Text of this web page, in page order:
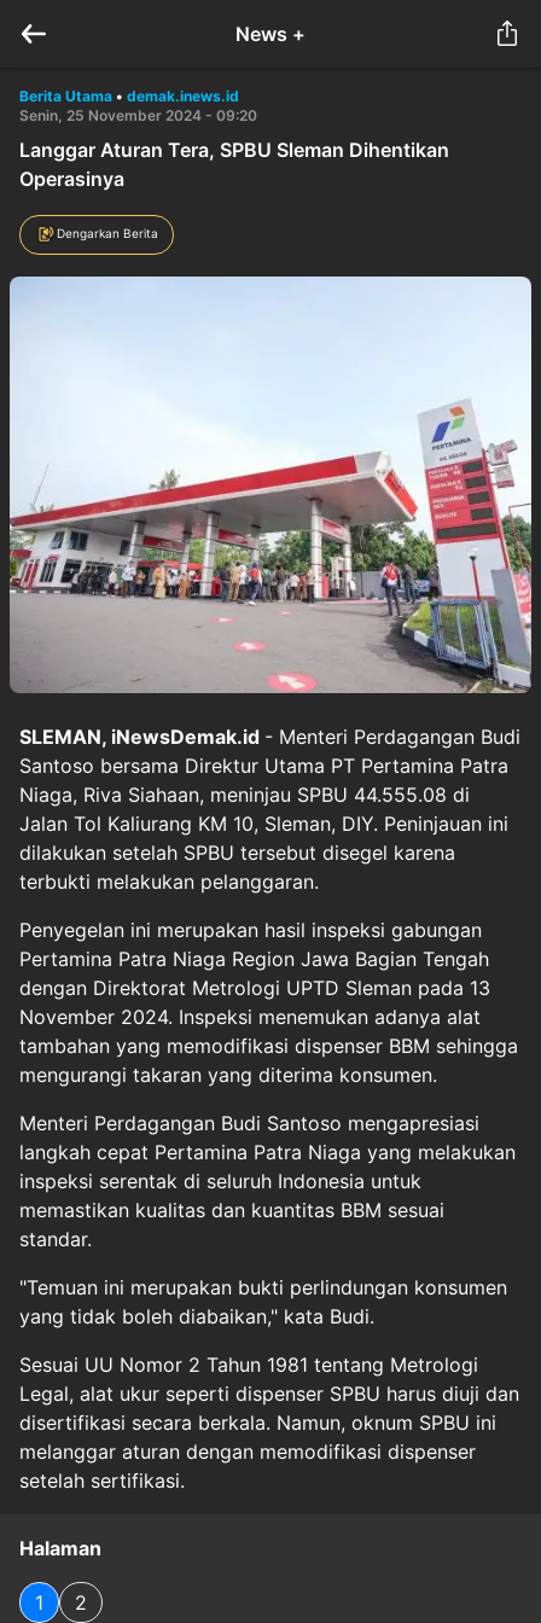
News +
Berita Utama • demak.inews.id
Senin, 25 November 2024 - 09:20
Langgar Aturan Tera, SPBU Sleman Dihentikan
Operasinya
Dengarkan Berita
SLEMAN, iNewsDemak.id - Menteri Perdagangan Budi
Santoso bersama Direktur Utama PT Pertamina Patra
Niaga, Riva Siahaan, meninjau SPBU 44.555.08 di
Jalan Tol Kaliurang KM 10, Sleman, DIY. Peninjauan ini
dilakukan setelah SPBU tersebut disegel karena
terbukti melakukan pelanggaran.
Penyegelan ini merupakan hasil inspeksi gabungan
Pertamina Patra Niaga Region Jawa Bagian Tengah
dengan Direktorat Metrologi UPTD Sleman pada 13
November 2024. Inspeksi menemukan adanya alat
tambahan yang memodifikasi dispenser BBM sehingga
mengurangi takaran yang diterima konsumen.
Menteri Perdagangan Budi Santoso mengapresiasi
langkah cepat Pertamina Patra Niaga yang melakukan
inspeksi serentak di seluruh Indonesia untuk
memastikan kualitas dan kuantitas BBM sesuai
standar.
"Temuan ini merupakan bukti perlindungan konsumen
yang tidak boleh diabaikan," kata Budi.
Sesuai UU Nomor 2 Tahun 1981 tentang Metrologi
Legal, alat ukur seperti dispenser SPBU harus diuji dan
disertifikasi secara berkala. Namun, oknum SPBU ini
melanggar aturan dengan memodifikasi dispenser
setelah sertifikasi.
Halaman
1 2